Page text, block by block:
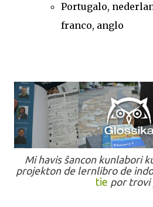
Portugalo,
franco, anglo
Mi havis ŝancon kunlabori
projekton de lernlibro de
tie por trovi